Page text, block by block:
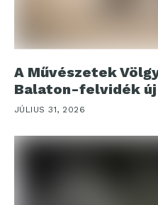
A Művészetek
Balaton-felvidék
JÚLIUS 31, 2026